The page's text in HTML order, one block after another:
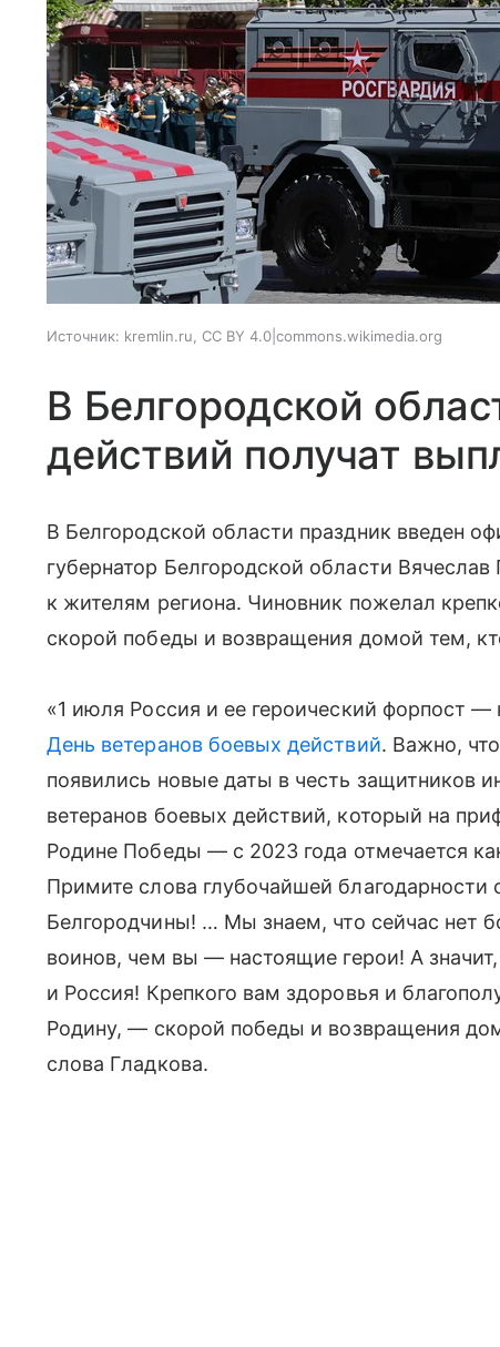
Источник: kremlin.ru, CC BY 4.0|commons.wikimedia.org
В Белгородской
действий получат
В Белгородской области праздник введен
губернатор Белгородской области
к жителям региона. Чиновник пожелал
скорой победы и возвращения домой тем,
«1 июля Россия и ее героический форпост
День ветеранов боевых действий. Важно,
появились новые даты в честь защитников
ветеранов боевых действий, который на
Родине Победы — с 2023 года отмечается
Примите слова глубочайшей благодарности
Белгородчины! … Мы знаем, что сейчас нет
воинов, чем вы — настоящие герои! А
и Россия! Крепкого вам здоровья и
Родину, — скорой победы и возвращения
слова Гладкова.